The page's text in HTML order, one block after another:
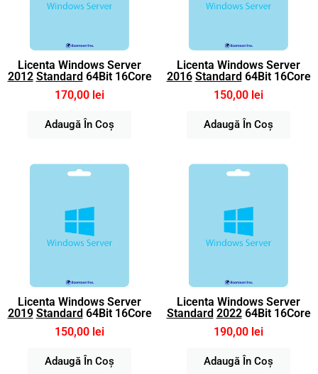
Licenta Windows Server
2012 Standard 64Bit 16Core
170,00 lei
Adaugă În Coș
Licenta Windows Server
2016 Standard 64Bit 16Core
150,00 lei
Adaugă În Coș
Licenta Windows Server
2019 Standard 64Bit 16Core
150,00 lei
Adaugă În Coș
Licenta Windows Server
Standard 202264Bit 16Core
190,00 lei
Adaugă În Coș